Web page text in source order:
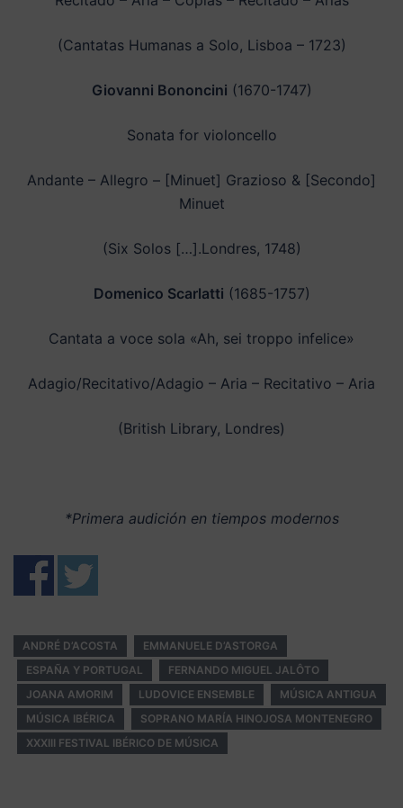
(Cantatas Humanas a Solo, Lisboa – 1723)
Giovanni Bononcini (1670-1747)
Sonata for violoncello
Andante – Allegro – [Minuet] Grazioso & [Secondo]
Minuet
(Six Solos […].Londres, 1748)
Domenico Scarlatti (1685-1757)
Cantata a voce sola «Ah, sei troppo infelice»
Adagio/Recitativo/Adagio – Aria – Recitativo – Aria
(British Library, Londres)
*Primera audición en tiempos modernos
ANDRÉ D’ACOSTA
EMMANUELE D’ASTORGA
ESPAÑA Y PORTUGAL
FERNANDO MIGUEL JALÔTO
JOANA AMORIM
LUDOVICE ENSEMBLE
MÚSICA ANTIGUA
MÚSICA IBÉRICA
SOPRANO MARÍA HINOJOSA MONTENEGRO
XXXIII FESTIVAL IBÉRICO DE MÚSICA